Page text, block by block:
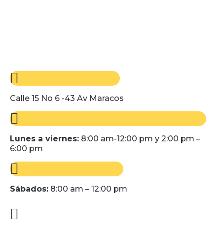
Calle 15 No 6 -43 Av Maracos
Lunes a viernes: 8:00 am-12:00 pm y 2:00 pm –
6:00 pm
Sábados: 8:00 am – 12:00 pm